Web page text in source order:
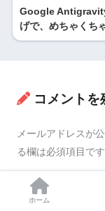
Google
げで、めちゃくち
コメントを
メールアドレスが
る欄は必須項目です
コメント
ホーム